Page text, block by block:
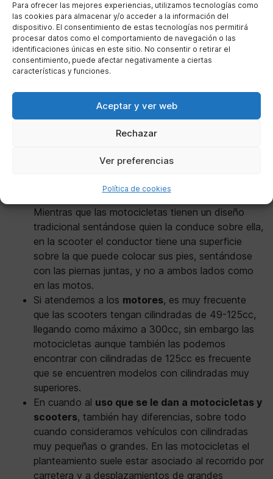
Para ofrecer las mejores experiencias, utilizamos tecnologías como
las cookies para almacenar y/o acceder a la información del
dispositivo. El consentimiento de estas tecnologías nos permitirá
procesar datos como el comportamiento de navegación o las
identificaciones únicas en este sitio. No consentir o retirar el
consentimiento, puede afectar negativamente a ciertas
características y funciones.
Aceptar y ver web
Rechazar
Ver preferencias
Política de cookies
En Mister Scooter ponemos a disposición de todos
nuestros clientes varios modelos de motocicletas y
scooters. Aunque lo cierto es que, en ocasiones, se
pueden confundir estos vehículos, sobre todo cuando a
todos se les da el nombre de motocicletas, o motos,
aunque algunas de ellas, con más propiedad deberían de
denominarse scooters.
Vamos a ver a continuación cuáles son esas
Si nos fijamos en su
Mientras que las motocicletas tienen un diseño
tradicional sentándose quien la conduce sobre ella,
en la scooter el conductor tiene una superficie
sobre la que puede colocar sus pies, sentándose
con las piernas juntas, y no a ambos lados como
en las motos.
Si atendemos a los motores, es muy frecuente
que las scooters tengan cilindradas de 49-125cc,
llegando como máximo a 300cc, sin embargo las
motocicletas aunque también las podemos
encontrar con cilindradas de 125cc es frecuente
que se encuentren modelos con cilindradas muy
superiores.
En cuando al uso que se le dan a motocicletas y
scooters, también hay diferencias, sobre todo
cuando consideramos vehículos con cilindradas
muy pequeñas o grandes. En las motocicletas el
planteamiento suele estar asociado al recorrido por
carretera y a desplazamientos de grandes